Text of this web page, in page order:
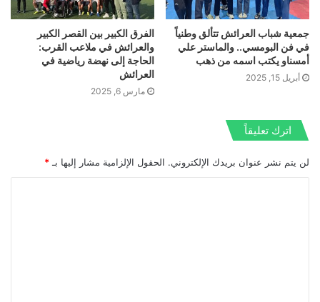
جمعية شباب العرائش تتألق وطنياً
في فن البومسي.. والماستر علي
أمسناو يكتب اسمه من ذهب
أبريل 15, 2025
الفرق الكبير بين القصر الكبير
والعرائش في ملاعب القرب:
الحاجة إلى نهضة رياضية في
العرائش
مارس 6, 2025
اترك تعليقاً
لن يتم نشر عنوان بريدك الإلكتروني. الحقول الإلزامية مشار إليها بـ *